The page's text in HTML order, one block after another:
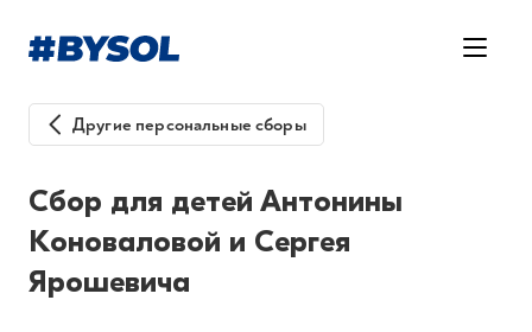
Другие персональные сборы
Cбор для детей Антонины
Коноваловой и Сергея
Ярошевича